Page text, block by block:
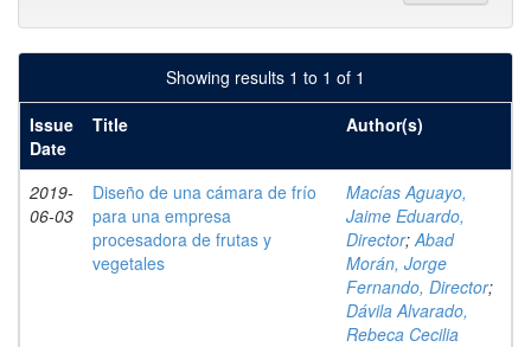
Showing results 1 to 1 of 1
Issue
Date
Title Author(s)
2019-
06-03
Diseño de una cámara de frío
para una empresa
procesadora de frutas y
vegetales
Macías Aguayo,
Jaime Eduardo,
Director;Abad
Morán, Jorge
Fernando, Director;
Dávila Alvarado,
Rebeca Cecilia